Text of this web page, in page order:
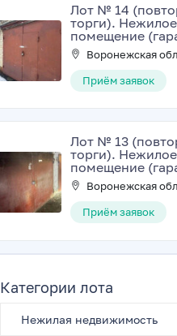
Лот № 14
торги). Нежилое
помещение
Воронежская
Приём заявок
Лот № 13
торги). Нежилое
помещение
Воронежская
Приём заявок
Категории лота
Нежилая недвижимость